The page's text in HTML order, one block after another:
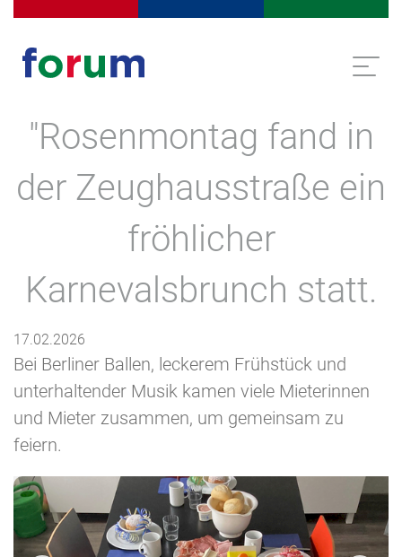
"Rosenmontag fand in
der Zeughausstraße ein
fröhlicher
Karnevalsbrunch statt.
17.02.2026
Bei Berliner Ballen, leckerem Frühstück und
unterhaltender Musik kamen viele Mieterinnen
und Mieter zusammen, um gemeinsam zu
feiern.